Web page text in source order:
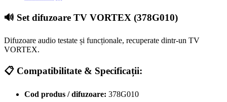
🔊 Set difuzoare TV VORTEX (378G010)
Difuzoare audio testate și funcționale, recuperate dintr-un TV
VORTEX.
📋 Compatibilitate & Specificații:
Cod produs / difuzoare: 378G010